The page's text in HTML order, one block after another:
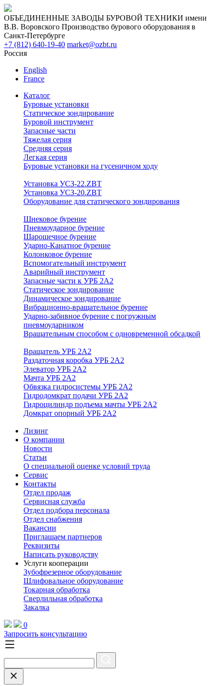
ОБЪЕДИНЕННЫЕ ЗАВОДЫ БУРОВОЙ ТЕХНИКИ имени
В.В. Воровского Производство бурового оборудования в
Санкт-Петербурге
+7 (812) 640-19-40 market@ozbt.ru
Россия
English
France
Каталог
Буровые установки
Статическое зондирование
Буровой инструмент
Запасные части
Тяжелая серия
Средняя серия
Легкая серия
Буровые установки на гусеничном ходу
Установка УСЗ-22.ZBT
Установка УСЗ-20.ZBT
Оборудование для статического зондирования
Шнековое бурение
Пневмоударное бурение
Шарошечное бурение
Ударно-Канатное бурение
Колонковое бурение
Вспомогательный инструмент
Аварийный инструмент
Запасные части к УРБ 2А2
Статическое зондирование
Динамическое зондирование
Вибрационно-вращательное бурение
Ударно-забивное бурение с погружным
пневмоударником
Вращательным способом с одновременной обсадкой
Вращатель УРБ 2А2
Раздаточная коробка УРБ 2А2
Элеватор УРБ 2А2
Мачта УРБ 2А2
Обвязка гидросистемы УРБ 2А2
Гидродомкрат подачи УРБ 2А2
Гидроцилиндр подъема мачты УРБ 2А2
Домкрат опорный УРБ 2А2
Лизинг
О компании
Новости
Статьи
О специальной оценке условий труда
Сервис
Контакты
Отдел продаж
Сервисная служба
Отдел подбора персонала
Отдел снабжения
Вакансии
Приглашаем партнеров
Реквизиты
Написать руководству
Услуги кооперации
Зубофрезерное оборудование
Шлифовальное оборудование
Токарная обработка
Cверлильная обработка
Закалка
0
Запросить консультацию